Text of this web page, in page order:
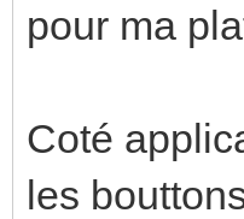
pour ma
Coté
les